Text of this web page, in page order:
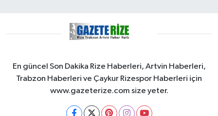
En güncel Son Dakika Rize Haberleri, Artvin Haberleri,
Trabzon Haberleri ve Çaykur Rizespor Haberleri için
www.gazeterize.com size yeter.